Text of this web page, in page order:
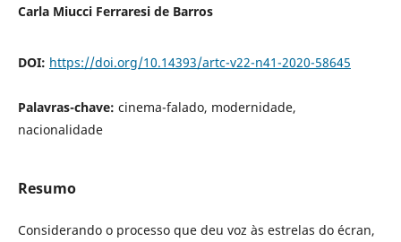
Carla Miucci Ferraresi de Barros
DOI: https://doi.org/10.14393/artc-v22-n41-2020-58645
Palavras-chave: cinema-falado, modernidade,
nacionalidade
Resumo
Considerando o processo que deu voz às estrelas do écran,